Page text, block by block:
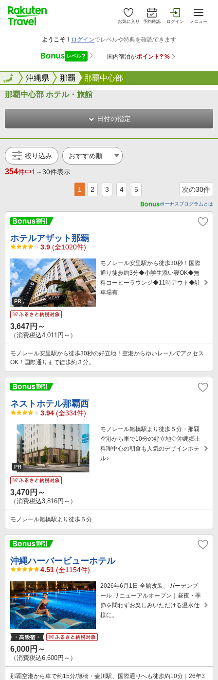
お気に入り 予約確認 ログイン メニュー
全国沖縄県 那覇 那覇中心部
全国
那覇中心部 ホテル・旅館
日付の指定
絞り込み
354件中1～30件表示
1 2 3 4 5 次の30件
ボーナスプログラムとは
ホテルアザット那覇
3.9 (全1020件)
モノレール安里駅から徒歩30秒！国際
通り徒歩約3分◆小学生添い寝OK◆無
料コーヒーラウンジ◆11時アウト◆駐
車場有
3,647円～
（消費税込4,011円～）
モノレール安里駅から徒歩30秒の好立地！空港からゆいレールでアクセス
OK！国際通りまで徒歩約３分。
ネストホテル那覇西
3.94 (全334件)
モノレール旭橋駅より徒歩５分・那覇
空港から車で10分の好立地◇沖縄郷土
料理中心の朝食も人気のデザインホテ
ル♪
3,470円～
（消費税込3,816円～）
モノレール旭橋駅より徒歩５分
沖縄ハーバービューホテル
4.51 (全1154件)
2026年6月1日 全館改装、ガーデンプ
ール リニューアルオープン｜昼夜・季
節を問わずお楽しみいただける温水仕
様に。
6,000円～
（消費税込6,600円～）
那覇空港から車で約15分/旭橋・壷川駅、国際通りへも徒歩約10分｜26年3